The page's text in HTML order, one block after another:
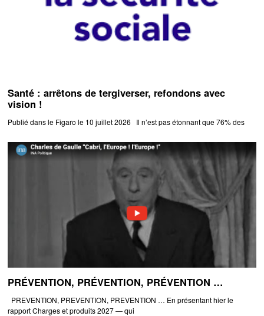
Santé : arrêtons de tergiverser, refondons avec
vision !
Publié dans le Figaro le 10 juillet 2026 Il n’est pas étonnant que 76% des
PRÉVENTION, PRÉVENTION, PRÉVENTION …
PREVENTION, PREVENTION, PREVENTION … En présentant hier le
rapport Charges et produits 2027 — qui